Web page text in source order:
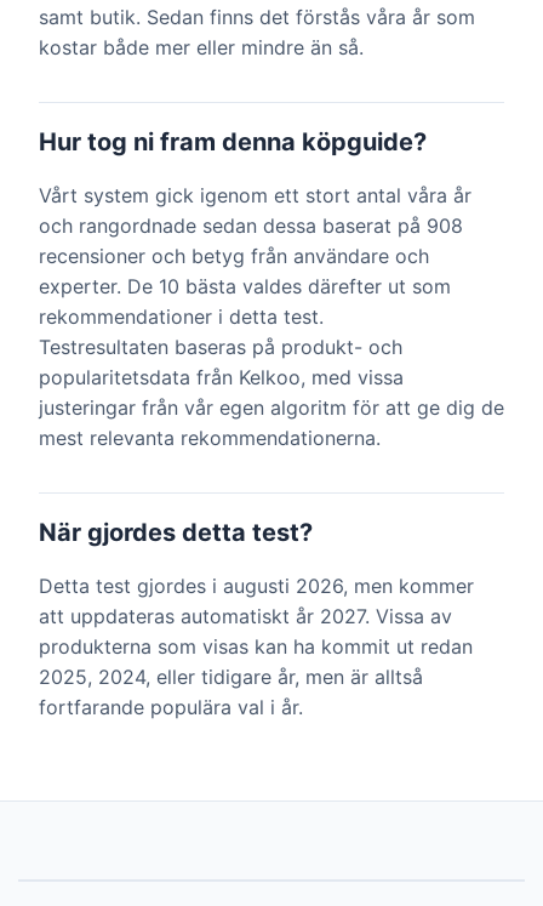
samt butik. Sedan finns det förstås våra år som
kostar både mer eller mindre än så.
Hur tog ni fram denna köpguide?
Vårt system gick igenom ett stort antal våra år
och rangordnade sedan dessa baserat på 908
recensioner och betyg från användare och
experter. De 10 bästa valdes därefter ut som
rekommendationer i detta test.
Testresultaten baseras på produkt- och
popularitetsdata från Kelkoo, med vissa
justeringar från vår egen algoritm för att ge dig de
mest relevanta rekommendationerna.
När gjordes detta test?
Detta test gjordes i augusti 2026, men kommer
att uppdateras automatiskt år 2027. Vissa av
produkterna som visas kan ha kommit ut redan
2025, 2024, eller tidigare år, men är alltså
fortfarande populära val i år.